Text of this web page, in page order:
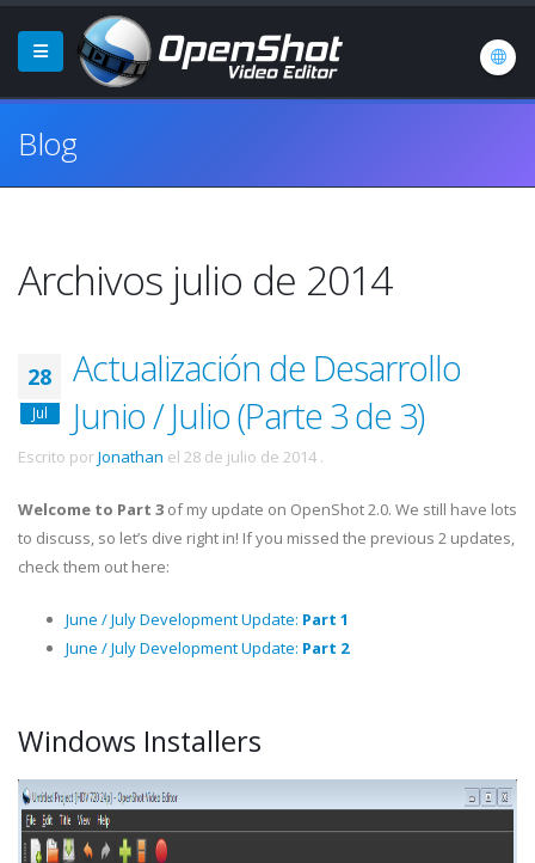
Blog
Archivos julio de 2014
28
Jul
Actualización de Desarrollo
Junio / Julio (Parte 3 de 3)
Escrito porJonathan el 28 de julio de 2014 .
Welcome to Part 3 of my update on OpenShot 2.0. We still have lots
to discuss, so let’s dive right in! If you missed the previous 2 updates,
check them out here:
June / July Development Update: Part 1
June / July Development Update: Part 2
Windows Installers